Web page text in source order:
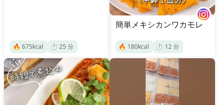
🔥 675kcal ⏱️ 25 分
簡単メキシカンワカモレ
🔥 180kcal ⏱️ 12分